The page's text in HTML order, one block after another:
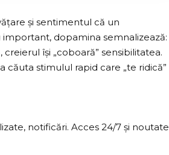
și sentimentul că un
dopamina semnalizează:
își „coboară” sensibilitatea.
căuta stimulul rapid care „te ridică”
notificări. Acces 24/7 și noutate